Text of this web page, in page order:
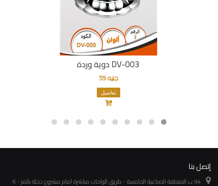
دوية وردة DV-003
جنيه 59
تفاصيل
إتصل بنا
94 ب المنطقة الصناعية الخامسة - طريق الواحات مباشرة امام مشروع دجلة بالمز - 6